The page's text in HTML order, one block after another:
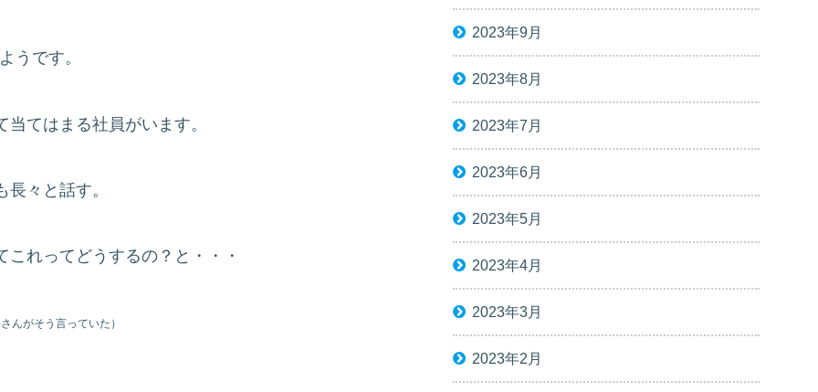
うです。
てはまる社員がいます。
々と話す。
れってどうするの？と・・・
んがそう言っていた）
2023年9月
2023年8月
2023年7月
2023年6月
2023年5月
2023年4月
2023年3月
2023年2月